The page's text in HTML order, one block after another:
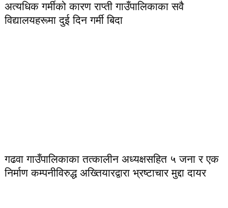
अत्यधिक गर्मीको कारण राप्ती गाउँपालिकाका सवै
विद्यालयहरूमा दुई दिन गर्मी बिदा
गढवा गाउँपालिकाका तत्कालीन अध्यक्षसहित ५ जना र एक
निर्माण कम्पनीविरुद्ध अख्तियारद्वारा भ्रष्टाचार मुद्दा दायर